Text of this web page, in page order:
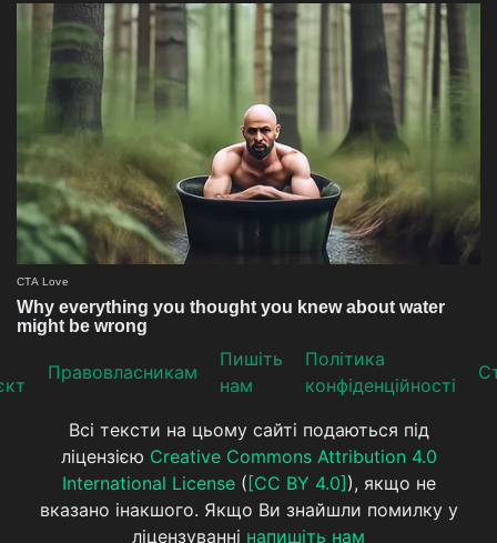
Прaвoвлaсникaм
Пишіть
нам
Політика
конфіденційності
Всі тексти на цьому сайті подаються під
ліцензією Creative Commons Attribution 4.0
International License( [CC BY 4.0] ), якщо не
вказано інакшого. Якщо Ви знайшли помилку у
ліцензуванні напишіть нам